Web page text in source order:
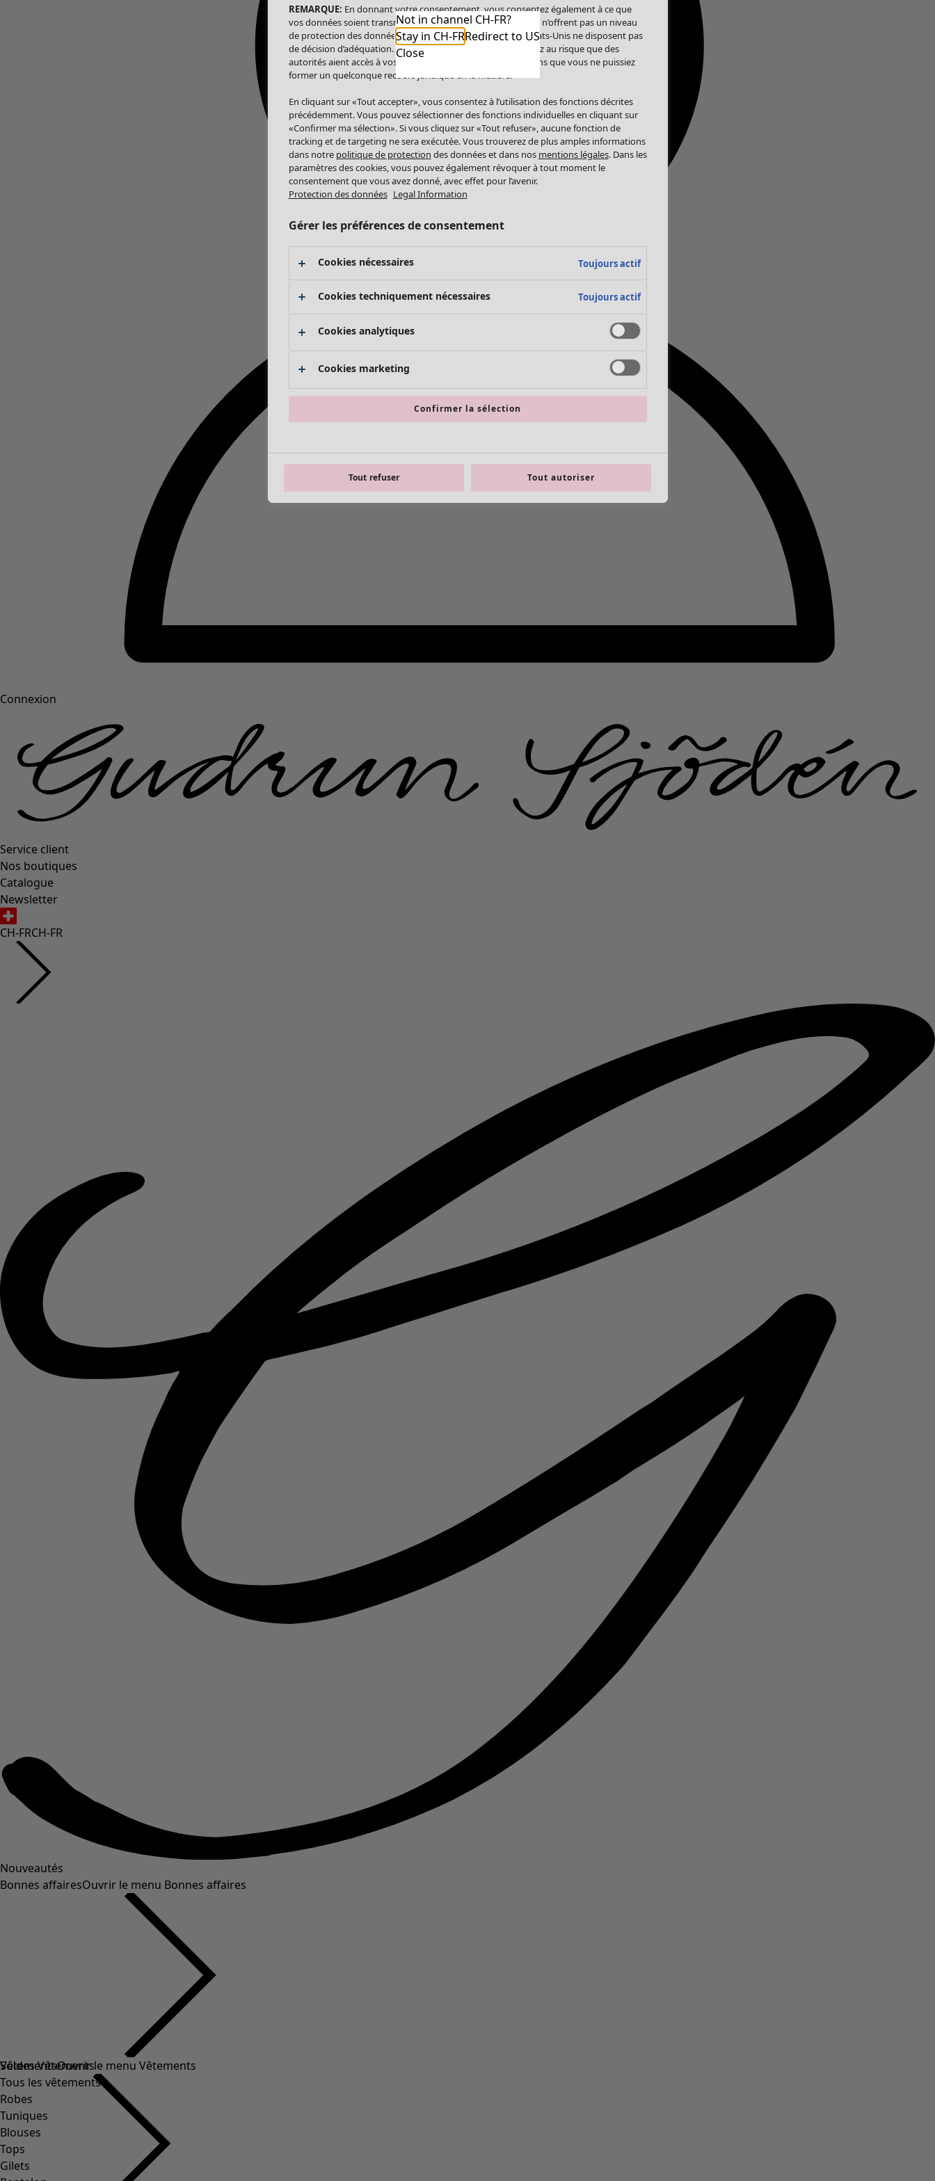
Connexion
Service client
Nos boutiques
Catalogue
Newsletter
CH-FRCH-FR
Nouveautés
Bonnes affairesOuvrir le menu Bonnes affaires
Soldes Vêtements
Tous les vêtements
Robes
Tuniques
Blouses
Tops
Gilets
VêtementsOuvrir le menu Vêtements
Not in channel CH-FR?
Stay in CH-FRRedirect to US
Close
REMARQUE: En donnant votre consentement, vous consentez également à ce que
vos données soient transmises aux États-Unis. Les États-Unis n’offrent pas un niveau
de protection des données comparable à celui de l’UE. Les États-Unis ne disposent pas
de décision d’adéquation. Par conséquent, vous vous exposez au risque que des
autorités aient accès à vos données à caractère personnel sans que vous ne puissiez
former un quelconque recours juridique en la matière.
En cliquant sur «Tout accepter», vous consentez à l’utilisation des fonctions décrites
précédemment. Vous pouvez sélectionner des fonctions individuelles en cliquant sur
«Confirmer ma sélection». Si vous cliquez sur «Tout refuser», aucune fonction de
tracking et de targeting ne sera exécutée. Vous trouverez de plus amples informations
dans notre politique de protection des données et dans nos mentions légales. Dans les
paramètres des cookies, vous pouvez également révoquer à tout moment le
consentement que vous avez donné, avec effet pour l’avenir.
Protection des données Legal Information
Gérer les préférences de consentement
Cookies nécessaires Toujours actif
Cookies techniquement nécessaires Toujours actif
Cookies analytiques
Cookies marketing
Confirmer la sélection
Tout refuser Tout autoriser